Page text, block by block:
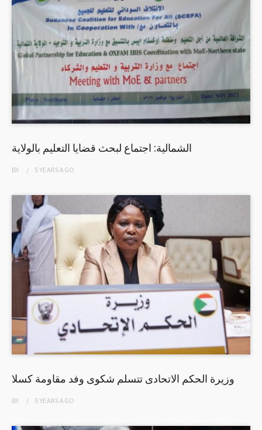
الشمالية: اجتماع لبحث قضايا التعليم بالولاية
BY 5 YEARSAGO
وزيرة الحكم الاتحادى تتسلم شكوى وفد مقاومة كسلا
BY 5 YEARSAGO